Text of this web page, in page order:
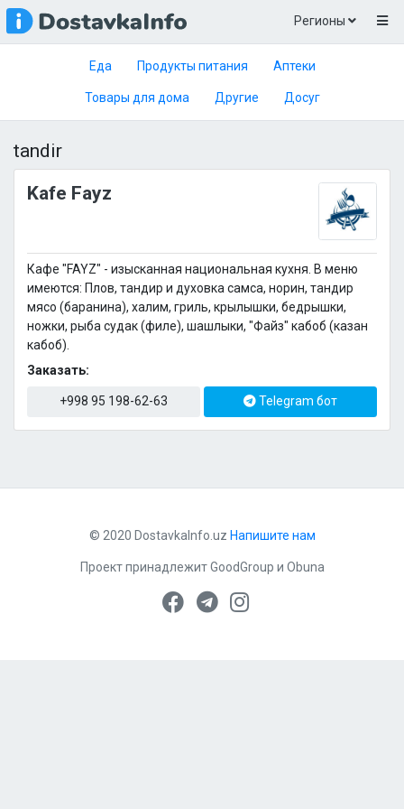
Регионы
Еда Продукты питания Аптеки
Товары для дома Другие Досуг
tandir
Kafe Fayz
Кафе "FAYZ" - изысканная национальная кухня. В меню
имеются: Плов, тандир и духовка самса, норин, тандир
мясо (баранина), халим, гриль, крылышки, бедрышки,
ножки, рыба судак (филе), шашлыки, "Файз" кабоб (казан
кабоб).
Заказать:
+998 95 198-62-63 Telegram бот
© 2020 DostavkaInfo.uz Напишите нам
Проект принадлежитGoodGroup и Obuna